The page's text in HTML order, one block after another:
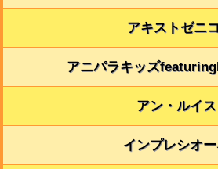
アキストゼニ
アニパラキッズ
アン・ルイス
インプレシオ